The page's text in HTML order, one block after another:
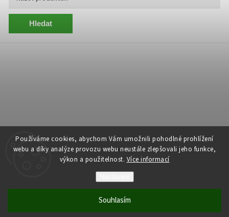
Používáme cookies, abychom Vám umožnili pohodlné prohlížení
webu a díky analýze provozu webu neustále zlepšovali jeho funkce,
výkon a použitelnost. Více informací
Souhlasím
Hledat
Vytvořil Shoptet | Anque Media
Copyright 2026 Centrum Zelený Anděl. Všechna práva vyhrazena.
Grafický návrh vytvořil a nakódoval